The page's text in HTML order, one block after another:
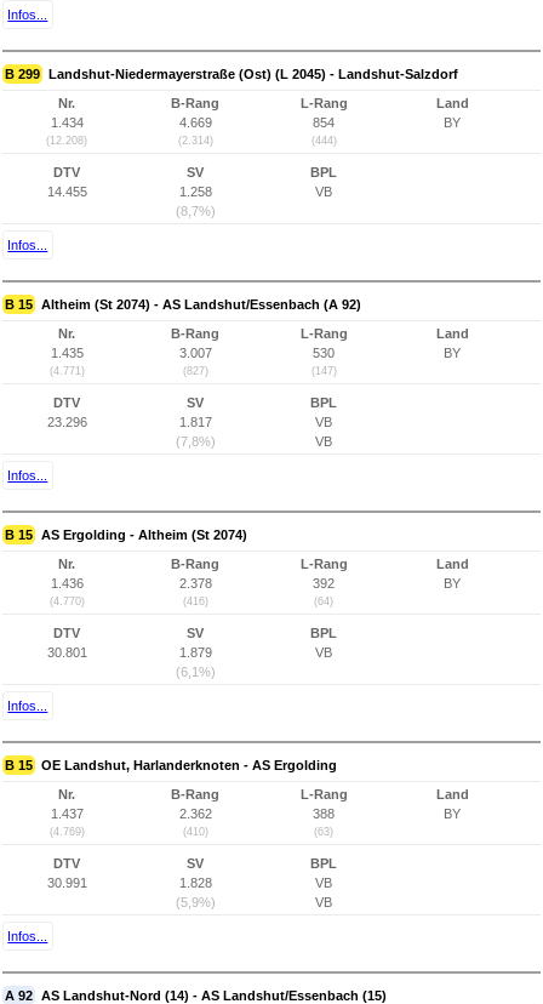
Infos...
B 299 Landshut-Niedermayerstraße (Ost) (L 2045) - Landshut-Salzdorf
Nr.
1.434
(12.208)
B-Rang
4.669
(2.314)
L-Rang
854
(444)
Land
BY
DTV
14.455
SV
1.258
(8,7%)
BPL
VB
Infos...
B 15 Altheim (St 2074) - AS Landshut/Essenbach (A 92)
Nr.
1.435
(4.771)
B-Rang
3.007
(827)
L-Rang
530
(147)
Land
BY
DTV
23.296
SV
1.817
(7,8%)
BPL
VB
VB
Infos...
B 15 AS Ergolding - Altheim (St 2074)
Nr.
1.436
(4.770)
B-Rang
2.378
(416)
L-Rang
392
(64)
Land
BY
DTV
30.801
SV
1.879
(6,1%)
BPL
VB
Infos...
B 15 OE Landshut, Harlanderknoten - AS Ergolding
Nr.
1.437
(4.769)
B-Rang
2.362
(410)
L-Rang
388
(63)
Land
BY
DTV
30.991
SV
1.828
(5,9%)
BPL
VB
VB
Infos...
A 92 AS Landshut-Nord (14) - AS Landshut/Essenbach (15)